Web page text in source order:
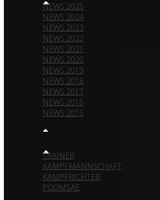
NEWS 2025
NEWS 2024
NEWS 2023
NEWS 2022
NEWS 2021
NEWS 2020
NEWS 2019
NEWS 2018
NEWS 2017
NEWS 2016
NEWS 2015
TEAM
TRAINER
KAMPFMANNSCHAFT
KAMPFRICHTER
POOMSAE